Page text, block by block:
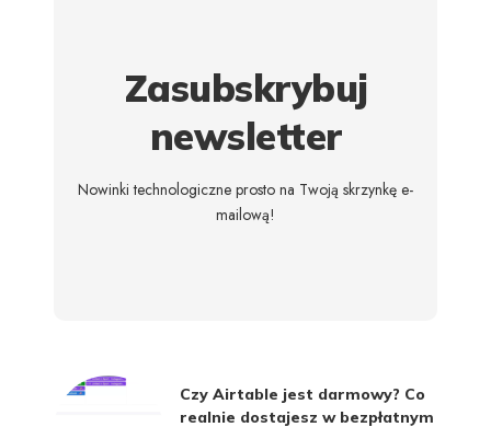
Zasubskrybuj
newsletter
Nowinki technologiczne prosto na Twoją skrzynkę e-
mailową!
Czy Airtable jest darmowy? Co
realnie dostajesz w bezpłatnym